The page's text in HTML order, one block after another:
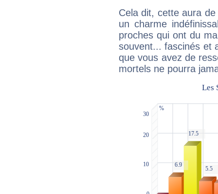
Cela dit, cette aura
un charme
proches qui ont du
souvent... fascinés et
que vous avez de
mortels ne pourra